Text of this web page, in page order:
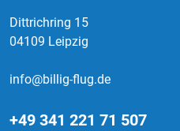
Dittrichring 15
04109 Leipzig
info@billig-flug.de
+49 341 221 71 507